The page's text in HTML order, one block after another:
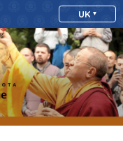
UK